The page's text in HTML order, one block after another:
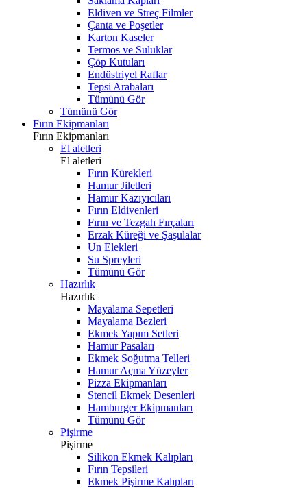
Eldiven ve Streç Filmler
Çanta ve Poşetler
Karton Kaseler
Termos ve Suluklar
Çöp Kutuları
Endüstriyel Raflar
Tepsi Arabaları
Tümünü Gör
Tümünü Gör
Fırın Ekipmanları
Fırın Ekipmanları
El aletleri
El aletleri
Fırın Kürekleri
Hamur Jiletleri
Hamur Kazıyıcıları
Fırın Eldivenleri
Fırın ve Tezgah Fırçaları
Erzak Küreği ve Şaşulalar
Un Elekleri
Su Spreyleri
Tümünü Gör
Hazırlık
Hazırlık
Mayalama Sepetleri
Mayalama Bezleri
Ekmek Yapım Setleri
Hamur Pasaları
Ekmek Soğutma Telleri
Hamur Açma Yüzeyler
Pizza Ekipmanları
Stencil Ekmek Desenleri
Hamburger Ekipmanları
Tümünü Gör
Pişirme
Pişirme
Silikon Ekmek Kalıpları
Fırın Tepsileri
Ekmek Pişirme Kalıpları